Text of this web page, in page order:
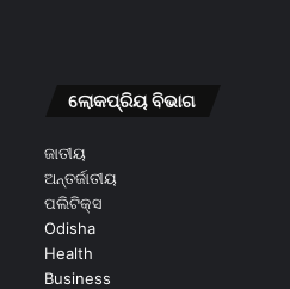
ଲୋକପ୍ରିୟ ବିଭାଗ
ଜାତୀୟ
ଅନ୍ତର୍ଜାତୀୟ
ପଲିଟିକ୍ସ
Odisha
Health
Business